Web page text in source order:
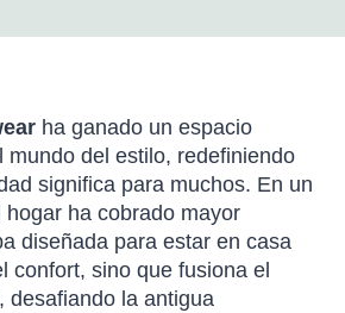
ha ganado un espacio
mundo del estilo, redefiniendo
significa para muchos. En un
ha cobrado mayor
diseñada para estar en casa
confort, sino que fusiona el
desafiando la antigua